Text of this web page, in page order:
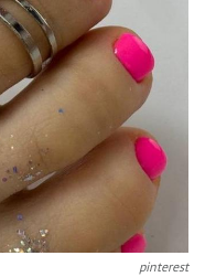
pinterest